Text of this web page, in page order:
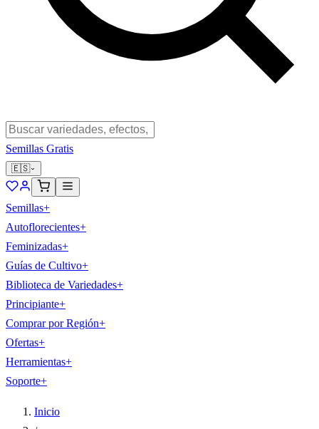
Semillas Gratis
🇪🇸
Semillas+
Autoflorecientes+
Feminizadas+
Guías de Cultivo+
Biblioteca de Variedades+
Principiante+
Comprar por Región+
Ofertas+
Herramientas+
Soporte+
Inicio